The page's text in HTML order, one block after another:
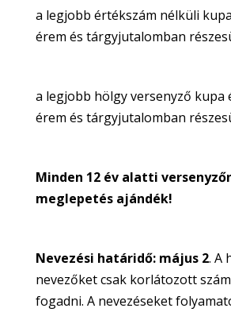
a legjobb értékszám nélküli
érem és tárgyjutalomban
a legjobb hölgy versenyző kupa
érem és tárgyjutalomban
Minden 12 év alatti
meglepetés ajándék!
Nevezési határidő: május 2. A
nevezőket csak korlátozott
fogadni. A nevezéseket